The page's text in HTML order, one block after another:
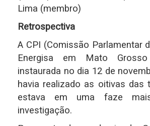
Lima (membro)
Retrospectiva
A CPI (Comissão Parlamentar
Energisa em Mato
instaurada no dia 12 de
havia realizado as oitivas das
estava em uma faze
investigação.